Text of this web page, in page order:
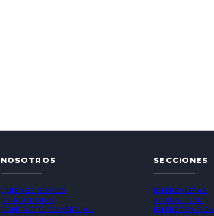
NOSOTROS
QUIÉNES SOMOS
DIRECCIONES
CONTACTO COMERCIAL
SECCIONES
ENTREVISTAS
ACTUALIDAD
ENTRETENCIÓN